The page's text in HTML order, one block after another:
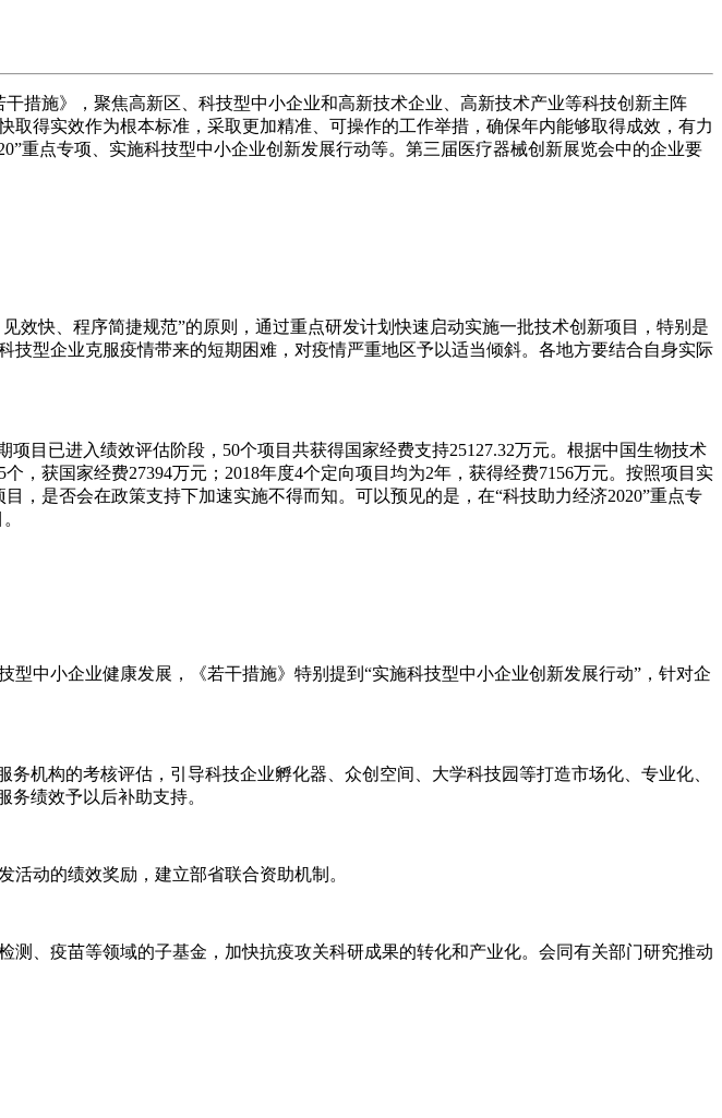
措施》，聚焦高新区、科技型中小企业和高新技术企业、高新技术产业等科技创新主阵
得实效作为根本标准，采取更加精准、可操作的工作举措，确保年内能够取得成效，有力
重点专项、实施科技型中小企业创新发展行动等。第三届医疗器械创新展览会中的企业要
效快、程序简捷规范”的原则，通过重点研发计划快速启动实施一批技术创新项目，特别是
型企业克服疫情带来的短期困难，对疫情严重地区予以适当倾斜。各地方要结合自身实际
目已进入绩效评估阶段，50个项目共获得国家经费支持25127.32万元。根据中国生物技术
，获国家经费27394万元；2018年度4个定向项目均为2年，获得经费7156万元。按照项目实
，是否会在政策支持下加速实施不得而知。可以预见的是，在“科技助力经济2020”重点专
中小企业健康发展，《若干措施》特别提到“实施科技型中小企业创新发展行动”，针对企
机构的考核评估，引导科技企业孵化器、众创空间、大学科技园等打造市场化、专业化、
绩效予以后补助支持。
动的绩效奖励，建立部省联合资助机制。
、疫苗等领域的子基金，加快抗疫攻关科研成果的转化和产业化。会同有关部门研究推动